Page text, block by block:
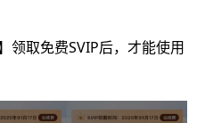
取免费SVIP后，才能使用